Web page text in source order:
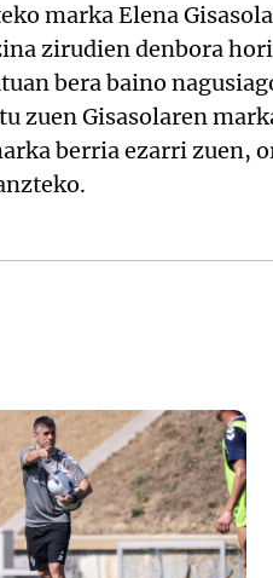
marka Elena
zirudien denbora
bera baino
zuen Gisasolaren
berria ezarri zuen,